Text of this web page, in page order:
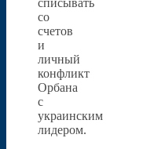
списывать
со
счетов
и
личный
конфликт
Орбана
с
украинским
лидером.